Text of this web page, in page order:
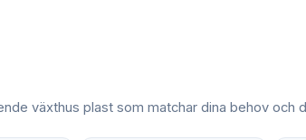
växthus plast som matchar dina behov och